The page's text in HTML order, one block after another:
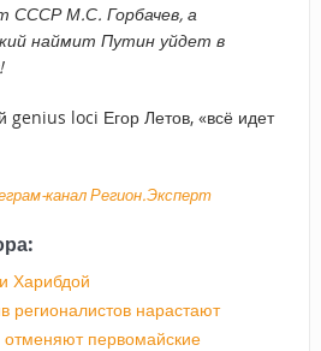
СССР М.С. Горбачев, а
наймит Путин уйдет в
genius loci Егор Летов, «всё идет
канал Регион.Эксперт
Харибдой
регионалистов нарастают
первомайские